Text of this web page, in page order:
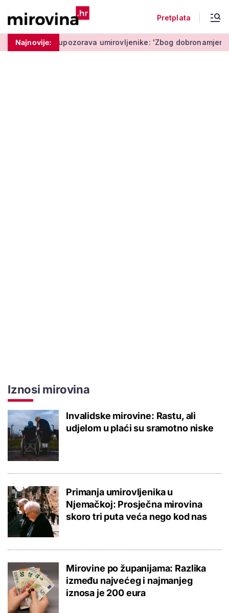
Pretplata
Najnovije:
Policija upozorava umirovljenike: 'Zbog dobronamjernosti
Iznosi mirovina
Invalidske mirovine: Rastu, ali
udjelom u plaći su sramotno niske
Primanja umirovljenika u
Njemačkoj: Prosječna mirovina
skoro tri puta veća nego kod nas
Mirovine po županijama: Razlika
između najvećeg i najmanjeg
iznosa je 200 eura